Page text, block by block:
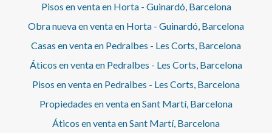
Pisos en venta en Horta - Guinardó, Barcelona
Obra nueva en venta en Horta - Guinardó, Barcelona
Casas en venta en Pedralbes - Les Corts, Barcelona
Áticos en venta en Pedralbes - Les Corts, Barcelona
Pisos en venta en Pedralbes - Les Corts, Barcelona
Propiedades en venta en Sant Martí, Barcelona
Áticos en venta en Sant Martí, Barcelona